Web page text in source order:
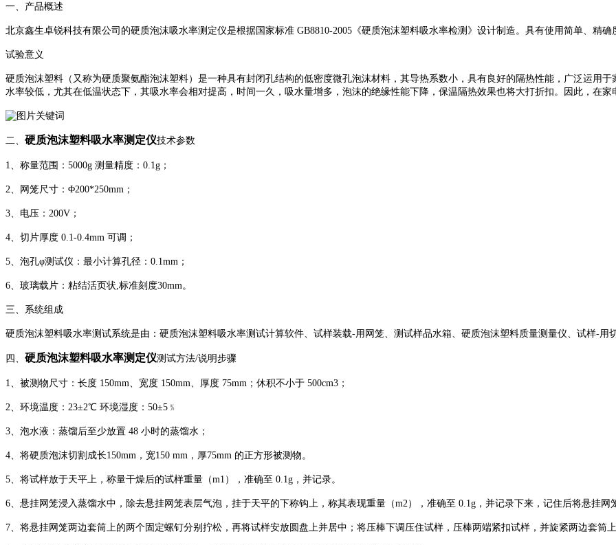
一、产品概述
北京鑫生卓锐科技有限公司的硬质泡沫吸水率测定仪是根据国家标准 GB8810-2005《硬质泡沫塑料吸水率检测》设计制造。具有使用简单、精
试验意义
硬质泡沫塑料（又称为硬质聚氨酯泡沫塑料）是一种具有封闭孔结构的低密度微孔泡沫材料，其导热系数小，具有良好的隔热性能，广泛运用
水率较低，尤其在低温状态下，其吸水率会相对提高，时间一久，吸水量增多，泡沫的绝缘性能下降，保温隔热效果也将大打折扣。因此，在
二、 硬质泡沫塑料吸水率测定仪技术参数
1、称量范围：5000g 测量精度：0.1g；
2、网笼尺寸：Φ200*250mm；
3、电压：200V；
4、切片厚度 0.1-0.4mm 可调；
5、泡孔φ测试仪：最小计算孔径：0.1mm；
6、玻璃载片：粘结活页状,标准刻度30mm。
三、系统组成
硬质泡沫塑料吸水率测试系统是由：硬质泡沫塑料吸水率测试计算软件、试样装载-用网笼、测试样品水箱、硬质泡沫塑料质量测量仪、试样-用
四、 硬质泡沫塑料吸水率测定仪测试方法/说明步骤
1、被测物尺寸：长度 150mm、宽度 150mm、厚度 75mm；休积不小于 500cm3；
2、环境温度：23±2℃ 环境湿度：50±5﹪
3、泡水液：蒸馏后至少放置 48 小时的蒸馏水；
4、将硬质泡沫切割成长150mm，宽150 mm，厚75mm 的正方形被测物。
5、将试样放于天平上，称量干燥后的试样重量（m1），准确至 0.1g，并记录。
6、悬挂网笼浸入蒸馏水中，除去悬挂网笼表层气泡，挂于天平的下称钩上，称其表现重量（m2），准确至 0.1g，并记录下来，记住后将悬挂网
7、将悬挂网笼两边套筒上的两个固定螺钉分别拧松，再将试样安放圆盘上并居中；将压棒下调压住试样，压棒两端紧扣试样，并旋紧两边套筒上